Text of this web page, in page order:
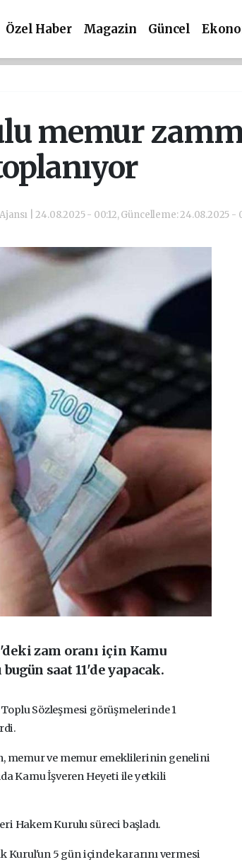
Özel Haber Magazin Güncel
memur
| 24.08.2025 - 00:12, Güncelleme: 24.08.2025 -
zam oranı için Kamu
saat 11'de yapacak.
Sözleşmesi görüşmelerinde 1
memur ve memur emeklilerinin genelini
Kamu İşveren Heyeti ile yetkili
Hakem Kurulu süreci başladı.
Kurul'un 5 gün içinde kararını vermesi